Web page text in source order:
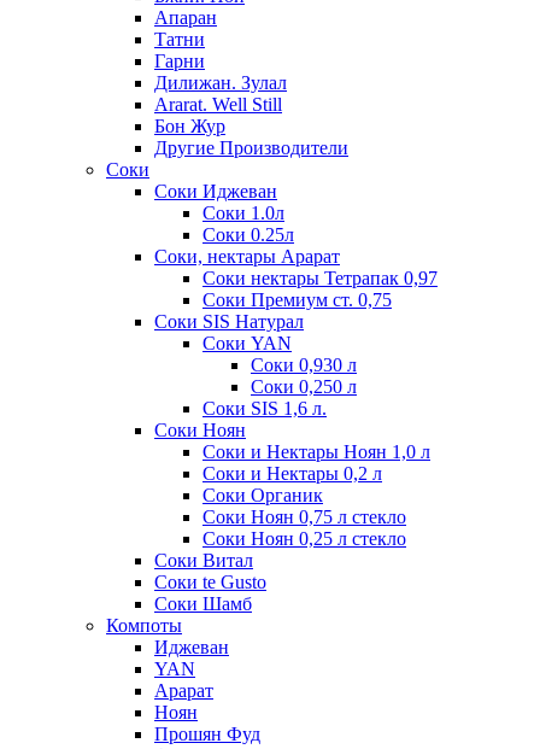
Апаран
Татни
Гарни
Дилижан. Зулал
Ararat. Well Still
Бон Жур
Другие Производители
Соки
Соки Иджеван
Соки 1.0л
Соки 0.25л
Соки, нектары Арарат
Соки нектары Тетрапак 0,97
Соки Премиум ст. 0,75
Соки SIS Натурал
Соки YAN
Соки 0,930 л
Соки 0,250 л
Соки SIS 1,6 л.
Соки Ноян
Соки и Нектары Ноян 1,0 л
Соки и Нектары 0,2 л
Соки Органик
Соки Ноян 0,75 л стекло
Соки Ноян 0,25 л стекло
Соки Витал
Соки te Gusto
Соки Шамб
Компоты
Иджеван
YAN
Арарат
Ноян
Прошян Фуд